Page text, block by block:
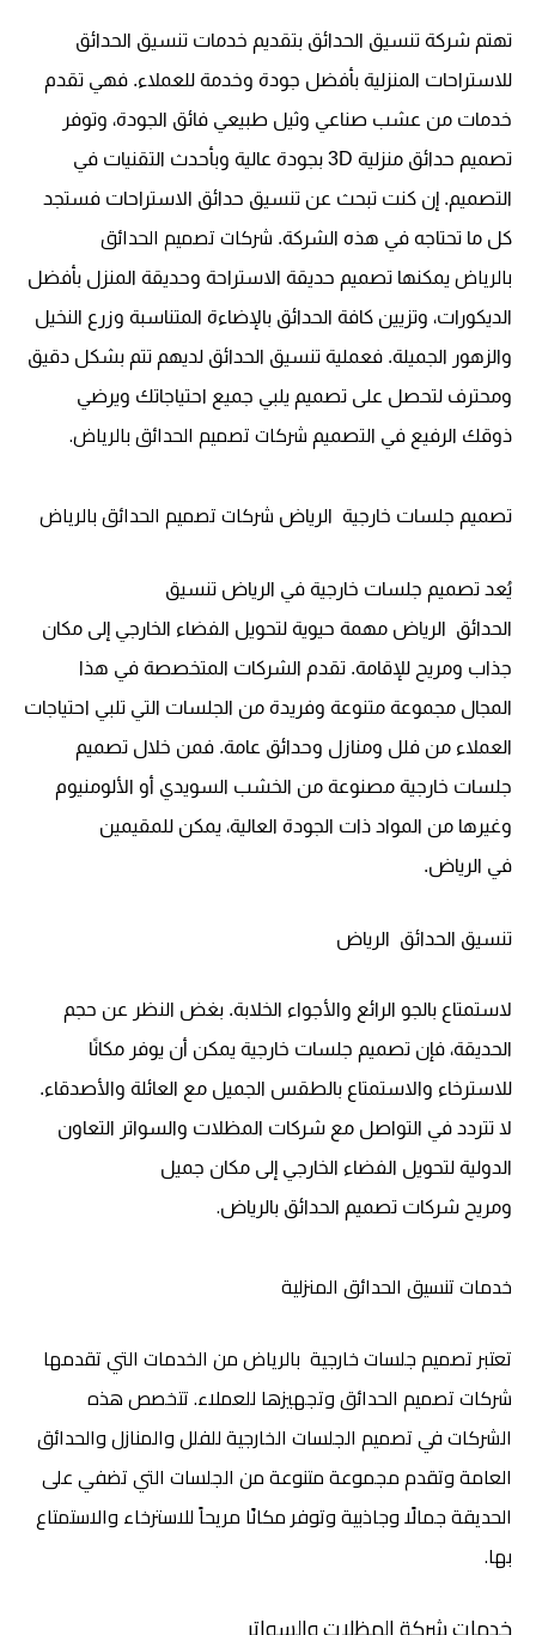
تهتم شركة تنسيق الحدائق بتقديم خدمات تنسيق الحدائق
للاستراحات المنزلية بأفضل جودة وخدمة للعملاء. فهي تقدم
خدمات من عشب صناعي وثيل طبيعي فائق الجودة، وتوفر
تصميم حدائق منزلية 3D بجودة عالية وبأحدث التقنيات في
التصميم. إن كنت تبحث عن تنسيق حدائق الاستراحات فستجد
كل ما تحتاجه في هذه الشركة. شركات تصميم الحدائق
بالرياض يمكنها تصميم حديقة الاستراحة وحديقة المنزل بأفضل
الديكورات، وتزيين كافة الحدائق بالإضاءة المتناسبة وزرع النخيل
والزهور الجميلة. فعملية تنسيق الحدائق لديهم تتم بشكل دقيق
ومحترف لتحصل على تصميم يلبي جميع احتياجاتك ويرضي
ذوقك الرفيع في التصميم شركات تصميم الحدائق بالرياض.
تصميم جلسات خارجية الرياض شركات تصميم الحدائق بالرياض
يُعد تصميم جلسات خارجية في الرياض تنسيق
الحدائق الرياض مهمة حيوية لتحويل الفضاء الخارجي إلى مكان
جذاب ومريح للإقامة. تقدم الشركات المتخصصة في هذا
المجال مجموعة متنوعة وفريدة من الجلسات التي تلبي احتياجات
العملاء من فلل ومنازل وحدائق عامة. فمن خلال تصميم
جلسات خارجية مصنوعة من الخشب السويدي أو الألومنيوم
وغيرها من المواد ذات الجودة العالية، يمكن للمقيمين
في الرياض.
تنسيق الحدائق الرياض
لاستمتاع بالجو الرائع والأجواء الخلابة. بغض النظر عن حجم
الحديقة، فإن تصميم جلسات خارجية يمكن أن يوفر مكانًا
للاسترخاء والاستمتاع بالطقس الجميل مع العائلة والأصدقاء.
لا تتردد في التواصل مع شركات المظلات والسواتر التعاون
الدولية لتحويل الفضاء الخارجي إلى مكان جميل
ومريح شركات تصميم الحدائق بالرياض.
خدمات تنسيق الحدائق المنزلية
تعتبر تصميم جلسات خارجية بالرياض من الخدمات التي تقدمها
شركات تصميم الحدائق وتجهيزها للعملاء. تتخصص هذه
الشركات في تصميم الجلسات الخارجية للفلل والمنازل والحدائق
العامة وتقدم مجموعة متنوعة من الجلسات التي تضفي على
الحديقة جمالًا وجاذبية وتوفر مكانًا مريحاً للاسترخاء والاستمتاع
بها.